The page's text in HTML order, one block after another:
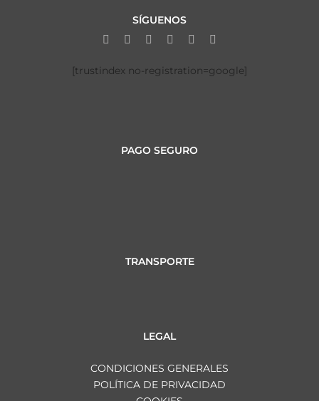
SÍGUENOS
[trustindex no-registration=google]
PAGO SEGURO
TRANSPORTE
LEGAL
CONDICIONES GENERALES
POLÍTICA DE PRIVACIDAD